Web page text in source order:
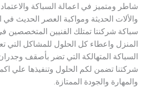
شاطر ومتميز في اعمالة السباكة
والألات الحديثة ومواكبة العصر الحديث في
سباكة شركنتا تمتلك الفنيين المتخصصين
المنزل واعطاء كل الحلول للمشاكل التي
السباكة المتهالكة التي تضر بأصقف
شركتنا تضمن لكم الحلول وتنفيذها علي
والمهارة والجودة الممتازة.